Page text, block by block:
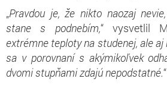
„Pravdou je, že nikto naozaj
stane s podnebím,“ vysvetlil
extrémne teploty na studenej, ale
sa v porovnaní s akýmikoľvek
dvomi stupňami zdajú nepodstatné.“